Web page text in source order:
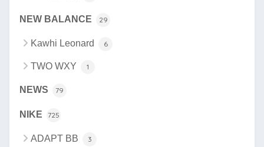
NEW BALANCE 29
Kawhi Leonard 6
TWO WXY 1
NEWS 79
NIKE 725
ADAPT BB 3